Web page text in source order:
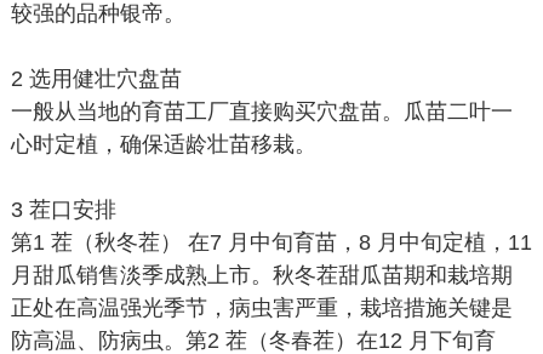
较强的品种银帝。
2 选用健壮穴盘苗
一般从当地的育苗工厂直接购买穴盘苗。瓜苗二叶一
心时定植，确保适龄壮苗移栽。
3 茬口安排
第1 茬（秋冬茬） 在7 月中旬育苗，8 月中旬定植，11
月甜瓜销售淡季成熟上市。秋冬茬甜瓜苗期和栽培期
正处在高温强光季节，病虫害严重，栽培措施关键是
防高温、防病虫。第2 茬（冬春茬）在12 月下旬育